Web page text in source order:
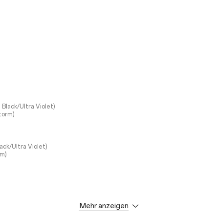
Black/Ultra Violet)
Ultra Violet)
", diagonal von Ecke zu Ecke gemessen)
Mehr anzeigen